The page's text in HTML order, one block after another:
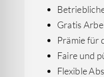
Gratis
Prämie für
Faire und
Flexible